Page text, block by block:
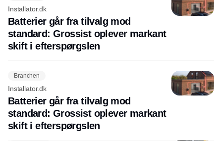
Installator.dk
Batterier går fra tilvalg mod
standard: Grossist oplever markant
skift i efterspørgslen
Branchen
Installator.dk
Batterier går fra tilvalg mod
standard: Grossist oplever markant
skift i efterspørgslen